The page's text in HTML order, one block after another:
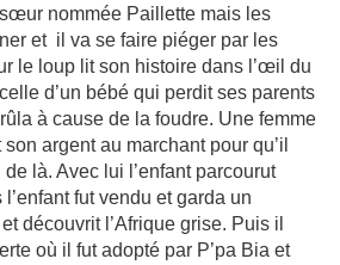
nommée Paillette mais les
et il va se faire piéger par les
le loup lit son histoire dans l’œil du
d’un bébé qui perdit ses parents
à cause de la foudre. Une femme
argent au marchant pour qu’il
là. Avec lui l’enfant parcourut
l’enfant fut vendu et garda un
découvrit l’Afrique grise. Puis il
où il fut adopté par P’pa Bia et